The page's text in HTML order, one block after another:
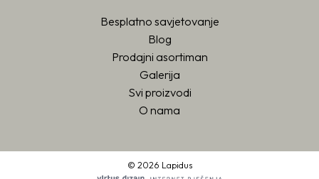
Besplatno savjetovanje
Blog
Prodajni asortiman
Galerija
Svi proizvodi
O nama
© 2026 Lapidus